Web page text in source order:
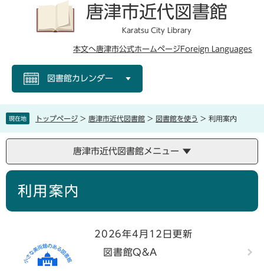
。
て
へ
唐津市近代図書館
Karatsu City Library
本文へ唐津市公式ホームページForeign Languages
図書館カレンダー
現在地 トップページ > 唐津市近代図書館 > 図書館を使う > 利用案内
唐津市近代図書館メニュー
本
利用案内
2026年4月12日更新
図書館Q&A